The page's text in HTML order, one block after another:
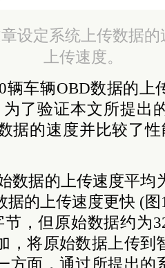
设定系统上传数据
上传速度。
辆车辆OBD数据的上
为了验证本文所提出
据的速度并比较了
数据的上传速度平均
据的上传速度更快 (
，但原始数据约为
，将原始数据上传到
方面，通过所提出的